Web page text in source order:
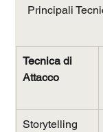
Principali
Tecnica di
Attacco
Storytelling